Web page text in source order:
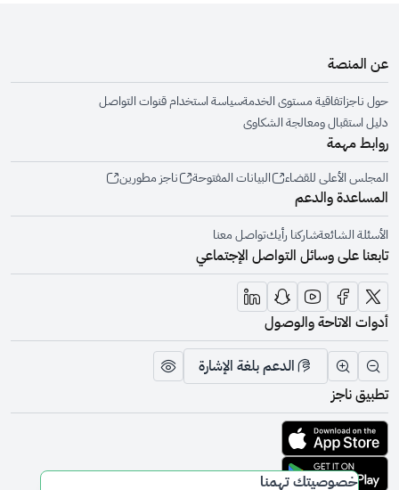
خصوصيتك تهمنا
عن المنصة
حول ناجزاتفاقية مستوى الخدمةسياسة استخدام قنوات التواصل
دليل استقبال ومعالجة الشكاوى
روابط مهمة
المجلس الأعلى للقضاء البيانات المفتوحة ناجز مطورين
المساعدة والدعم
الأسئلة الشائعةشاركنا رأيكتواصل معنا
تابعنا على وسائل التواصل الإجتماعي
أدوات الاتاحة والوصول
تقليل الرؤية وحجم الخطزيادة الرؤية وحجم الخط الدعم بلغة الإشارة
تبديل المظهر
تطبيق ناجز
تحميل التطبيق من متجر أبل
تحميل التطبيق من متجر جوجل